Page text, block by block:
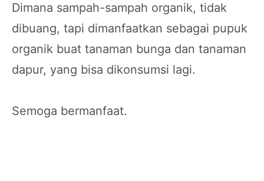
Dimana sampah-sampah organik, tidak
dibuang, tapi dimanfaatkan sebagai pupuk
organik buat tanaman bunga dan tanaman
dapur, yang bisa dikonsumsi lagi.
Semoga bermanfaat.